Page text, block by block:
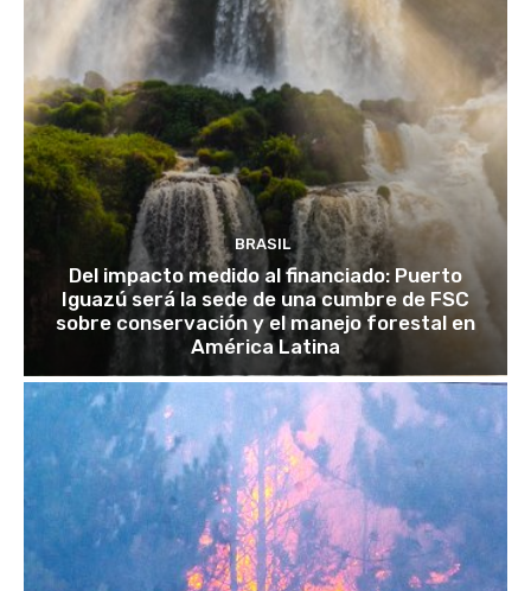
BRASIL
Del impacto medido al financiado: Puerto
Iguazú será la sede de una cumbre de FSC
sobre conservación y el manejo forestal en
América Latina